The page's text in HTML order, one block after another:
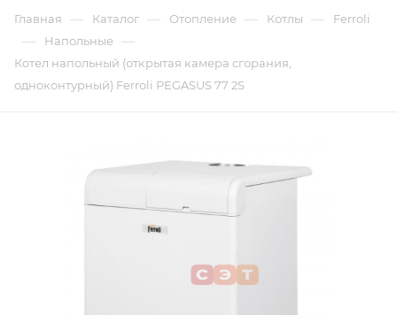
Главная — Каталог — Отопление — Котлы — Ferroli
— Напольные —
Котел напольный (открытая камера сгорания,
одноконтурный) Ferroli PEGASUS 77 2S